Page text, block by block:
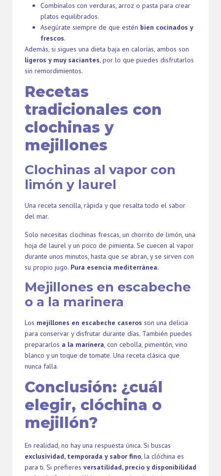
Combínalos con verduras, arroz o pasta para crear
platos equilibrados.
Asegúrate siempre de que estén bien cocinados y
frescos.
Además, si sigues una dieta baja en calorías, ambos son
ligeros y muy saciantes, por lo que puedes disfrutarlos
sin remordimientos.
Recetas
tradicionales con
clochinas y
mejillones
Clochinas al vapor con
limón y laurel
Una receta sencilla, rápida y que resalta todo el sabor
del mar.
Solo necesitas clochinas frescas, un chorrito de limón, una
hoja de laurel y un poco de pimienta. Se cuecen al vapor
durante unos minutos, hasta que se abran, y se sirven con
su propio jugo. Pura esencia mediterránea.
Mejillones en escabeche
o a la marinera
Los mejillones en escabeche caseros son una delicia
para conservar y disfrutar durante días. También puedes
prepararlos a la marinera, con cebolla, pimentón, vino
blanco y un toque de tomate. Una receta clásica que
nunca falla.
Conclusión: ¿cuál
elegir, clóchina o
mejillón?
En realidad, no hay una respuesta única. Si buscas
exclusividad, temporada y sabor fino, la clóchina es
para ti. Si prefieres versatilidad, precio y disponibilidad